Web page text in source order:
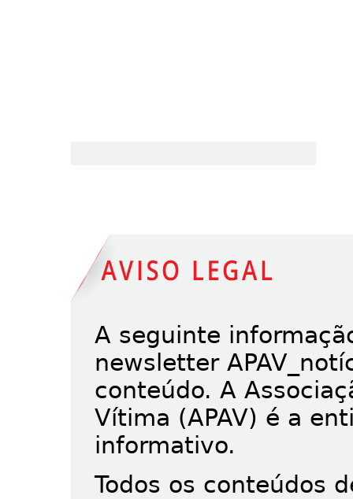
A seguinte
newsletter
conteúdo. A
Vítima (APAV) é a
informativo.
Todos os conteúdos